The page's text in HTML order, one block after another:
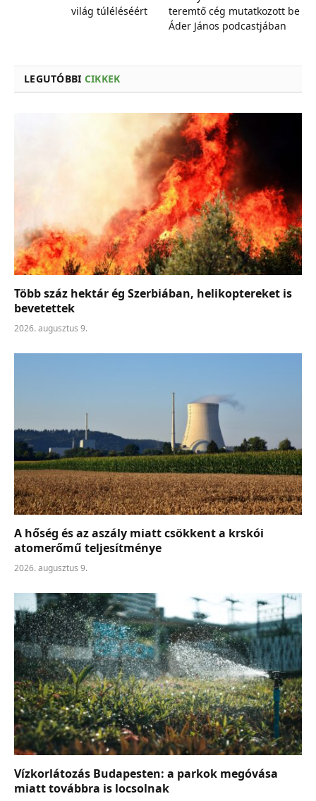
világ túléléséért
teremtő cég mutatkozott be
Áder János podcastjában
LEGUTÓBBI CIKKEK
Több száz hektár ég Szerbiában, helikoptereket is
bevetettek
2026. augusztus 9.
A hőség és az aszály miatt csökkent a krskói
atomerőmű teljesítménye
2026. augusztus 9.
Vízkorlátozás Budapesten: a parkok megóvása
miatt továbbra is locsolnak